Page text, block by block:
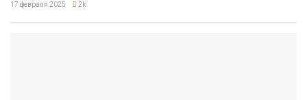
17 февраля 2025 2k